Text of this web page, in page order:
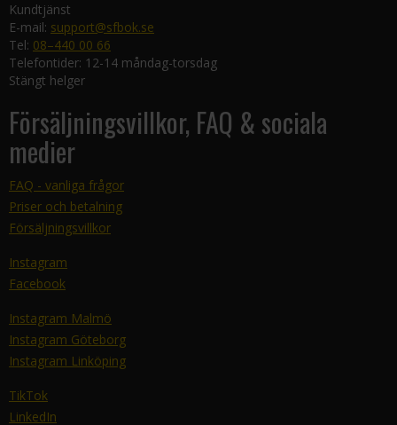
Kundtjänst
E-mail: support@sfbok.se
Tel: 08–440 00 66
Telefontider: 12-14 måndag-torsdag
Stängt helger
Försäljningsvillkor, FAQ & sociala
medier
FAQ - vanliga frågor
Priser och betalning
Försäljningsvillkor
Instagram
Facebook
Instagram Malmö
Instagram Göteborg
Instagram Linköping
TikTok
LinkedIn